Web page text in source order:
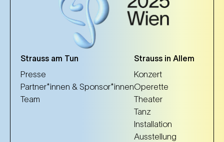
Strauss am Tun
Presse
Partner*innen & Sponsor*innen
Team
Strauss in Allem
Konzert
Operette
Theater
Tanz
Installation
Ausstellung